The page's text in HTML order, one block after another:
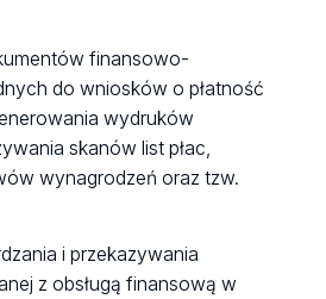
finansowo-
do wniosków o płatność
wydruków
skanów list płac,
wynagrodzeń oraz tzw.
i przekazywania
z obsługą finansową w